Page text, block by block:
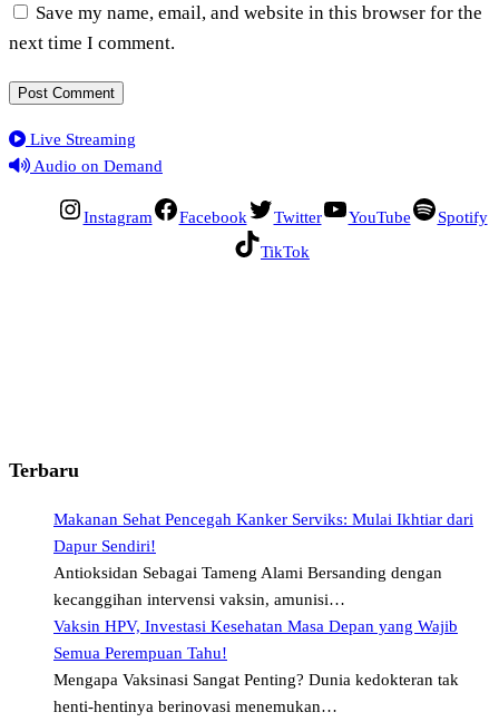
Save my name, email, and website in this browser for the
next time I comment.
Live Streaming
Audio on Demand
Instagram Facebook Twitter YouTube
Spotify
TikTok
Terbaru
Makanan Sehat Pencegah Kanker Serviks: Mulai Ikhtiar dari
Dapur Sendiri!
Antioksidan Sebagai Tameng Alami Bersanding dengan
kecanggihan intervensi vaksin, amunisi…
Vaksin HPV, Investasi Kesehatan Masa Depan yang Wajib
Semua Perempuan Tahu!
Mengapa Vaksinasi Sangat Penting? Dunia kedokteran tak
henti-hentinya berinovasi menemukan…